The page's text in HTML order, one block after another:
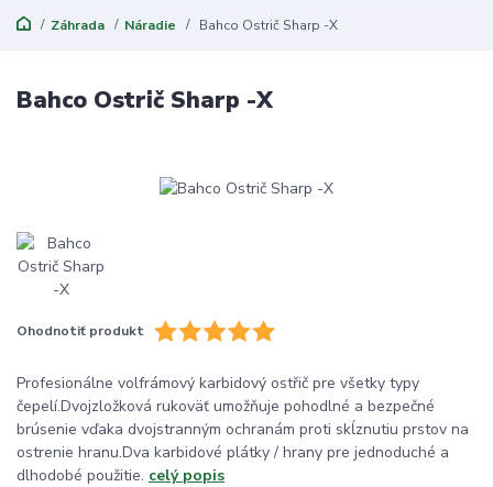
Záhrada Náradie Bahco Ostrič Sharp -X
Bahco Ostrič Sharp -X
Ohodnotiť produkt
Profesionálne volfrámový karbidový ostřič pre všetky typy
čepelí.Dvojzložková rukoväť umožňuje pohodlné a bezpečné
brúsenie vďaka dvojstranným ochranám proti skĺznutiu prstov na
ostrenie hranu.Dva karbidové plátky / hrany pre jednoduché a
dlhodobé použitie. celý popis